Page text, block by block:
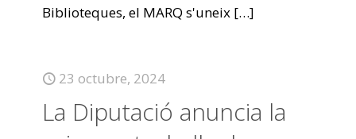
Biblioteques, el MARQ s'uneix […]
23 octubre, 2024
La Diputació anuncia la